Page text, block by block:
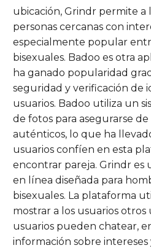
ubicación, Grindr permite a
personas cercanas con
especialmente popular
bisexuales. Badoo es otra
ha ganado popularidad
seguridad y verificación de
usuarios. Badoo utiliza un
de fotos para asegurarse
auténticos, lo que ha
usuarios confíen en esta
encontrar pareja. Grindr es
en línea diseñada para
bisexuales. La plataforma
mostrar a los usuarios otros
usuarios pueden chatear,
información sobre intereses